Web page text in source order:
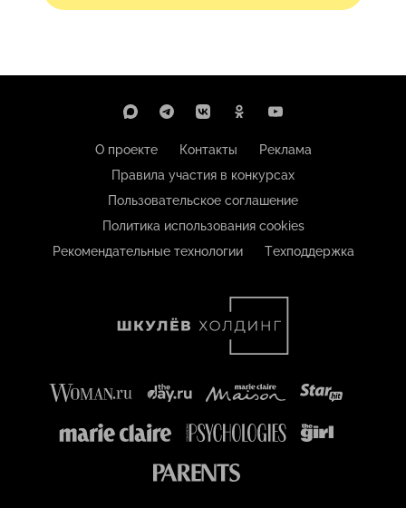
О проекте Контакты
Реклама
Правила участия в конкурсах
Пользовательское соглашение
Политика использования cookies
Рекомендательные технологии
Техподдержка